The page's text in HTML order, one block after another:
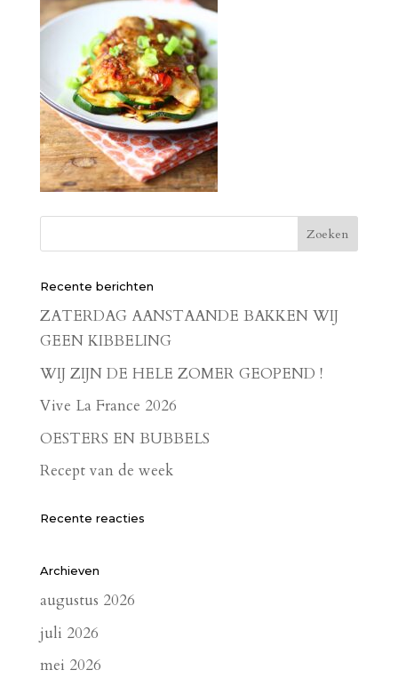
Recente berichten
ZATERDAG AANSTAANDE BAKKEN WIJ
GEEN KIBBELING
WIJ ZIJN DE HELE ZOMER GEOPEND !
Vive La France 2026
OESTERS EN BUBBELS
Recept van de week
Recente reacties
Archieven
augustus 2026
juli 2026
mei 2026